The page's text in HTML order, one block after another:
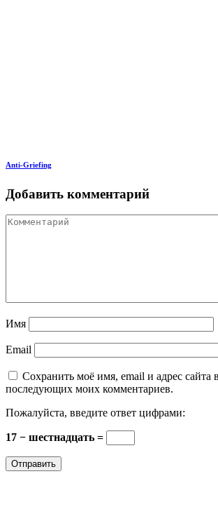
Anti-Griefing
Добавить комментарий
Имя
Email
Сохранить моё имя, email и адрес сайта
последующих моих комментариев.
Пожалуйста, введите ответ цифрами:
17 − шестнадцать =